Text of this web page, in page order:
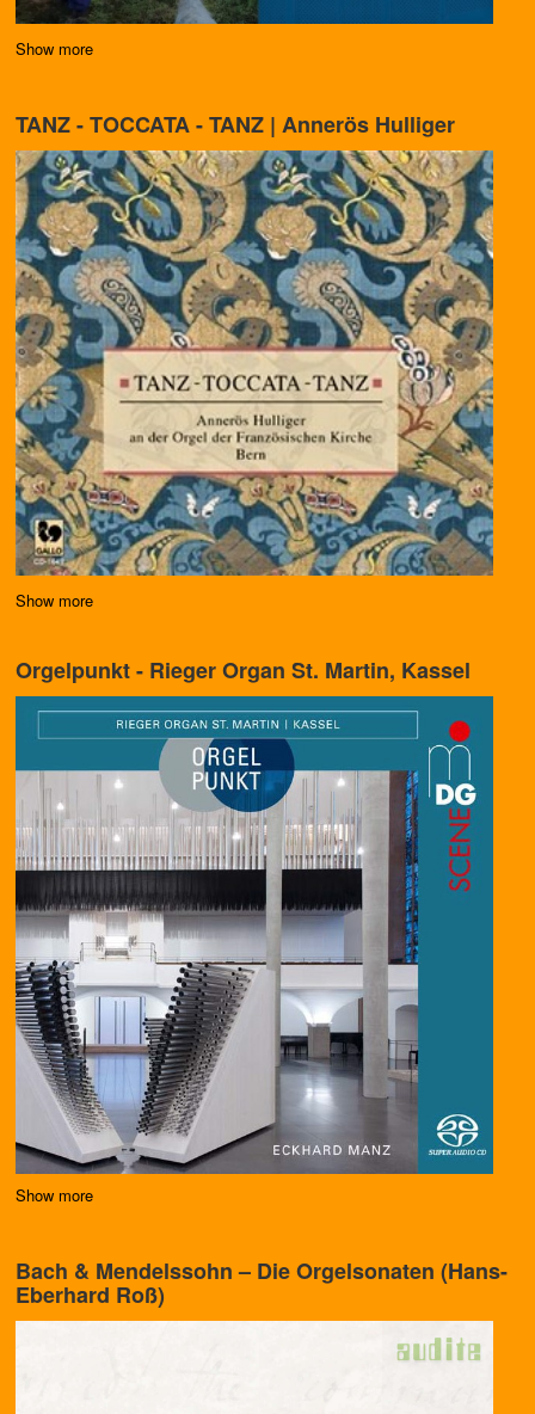
Show more
TANZ - TOCCATA - TANZ | Annerös Hulliger
Show more
Orgelpunkt - Rieger Organ St. Martin, Kassel
Show more
Bach & Mendelssohn – Die Orgelsonaten (Hans-
Eberhard Roß)